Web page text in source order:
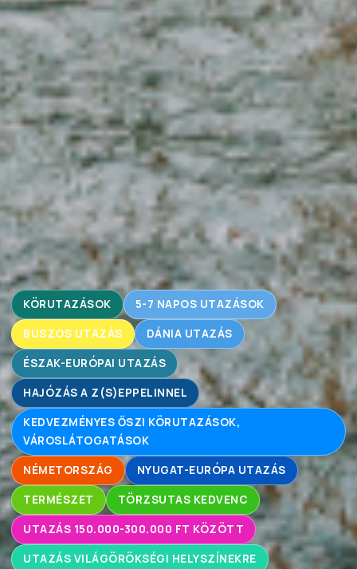
KÖRUTAZÁSOK 5-7 NAPOS UTAZÁSOK
BUSZOS UTAZÁS DÁNIA UTAZÁS
ÉSZAK-EURÓPAI UTAZÁS
HAJÓZÁS A Z(S)EPPELINNEL
KEDVEZMÉNYES ŐSZI KÖRUTAZÁSOK,
VÁROSLÁTOGATÁSOK
NÉMETORSZÁG NYUGAT-EURÓPA UTAZÁS
TERMÉSZET TÖRZSUTAS KEDVENC
UTAZÁS 150.000-300.000 FT KÖZÖTT
UTAZÁS VILÁGÖRÖKSÉGI HELYSZÍNEKRE